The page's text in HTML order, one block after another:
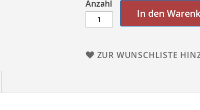
Anzahl
In den
ZUR WUNSCHLISTE